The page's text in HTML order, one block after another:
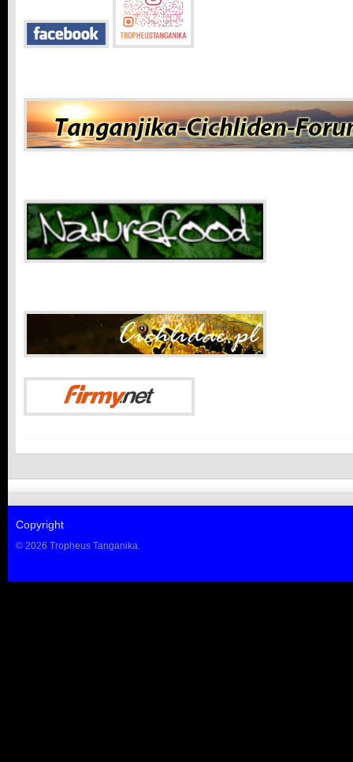
Copyright
© 2026 Tropheus Tanganika.